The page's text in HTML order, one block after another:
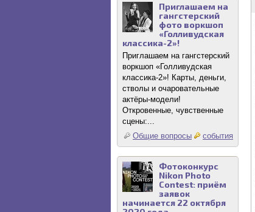
Приглашаем на
гангстерский
фото воркшоп
«Голливудская
классика-2»!
Приглашаем на гангстерский
воркшоп «Голливудская
классика-2»! Карты, деньги,
стволы и очаровательные
актёры-модели!
Откровенные, чувственные
сцены:...
Общие вопросы
события
Фотоконкурс
Nikon Photo
Contest: приём
заявок
начинается 22 октября